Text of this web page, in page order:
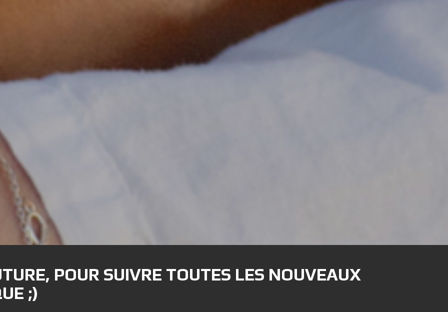
POUR SUIVRE TOUTES LES NOUVEAUX
;)